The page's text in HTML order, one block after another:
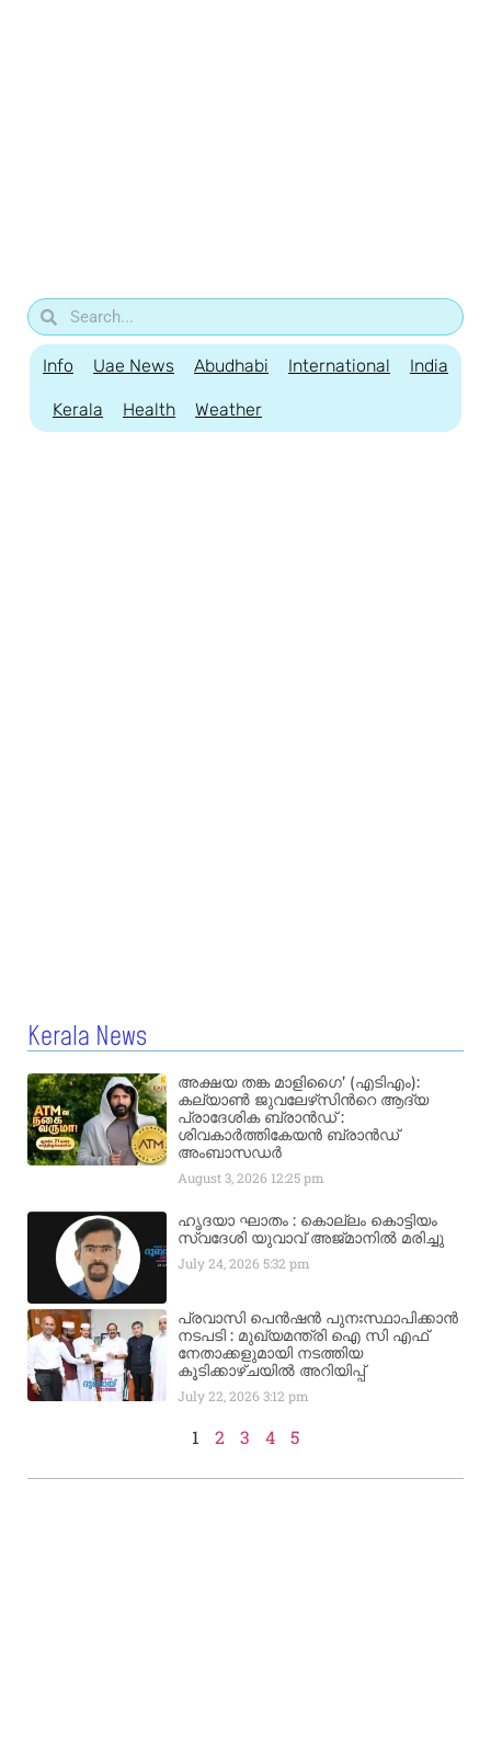
Info Uae News Abudhabi International India
Kerala Health Weather
Kerala News
അക്ഷയ തങ്ക മാളിഗൈ’ (എടിഎം):
കല്യാണ്‍ ജുവലേഴ്‌സിന്‍റെ ആദ്യ
പ്രാദേശിക ബ്രാന്‍ഡ് :
ശിവകാര്‍ത്തികേയന്‍ ബ്രാന്‍ഡ്
അംബാസഡര്‍
August 3, 2026 12:25 pm
ഹൃദയാ ഘാതം : കൊല്ലം കൊട്ടിയം
സ്വദേശി യുവാവ് അജ്മാനിൽ മരിച്ചു
July 24, 20265:32 pm
പ്രവാസി പെൻഷൻ പുനഃസ്ഥാപിക്കാൻ
നടപടി : മുഖ്യമന്ത്രി ഐ സി എഫ്
നേതാക്കളുമായി നടത്തിയ
കൂടിക്കാഴ്ചയിൽ അറിയിപ്പ്
July 22, 20263:12 pm
1 2 3 4 5